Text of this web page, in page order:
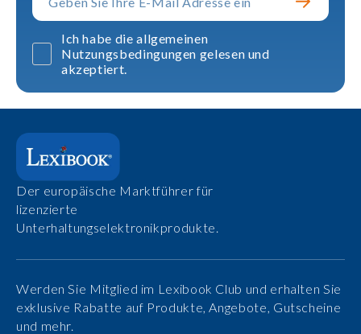
Ich habe die allgemeinen
Nutzungsbedingungen gelesen und
akzeptiert.
Der europäische Marktführer für
lizenzierte
Unterhaltungselektronikprodukte.
Werden Sie Mitglied im Lexibook Club und erhalten Sie
exklusive Rabatte auf Produkte, Angebote, Gutscheine
und mehr.